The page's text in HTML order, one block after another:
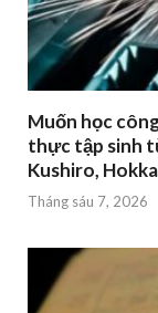
Muốn học
thực tập sinh
Kushiro,
Tháng sáu 7, 2026